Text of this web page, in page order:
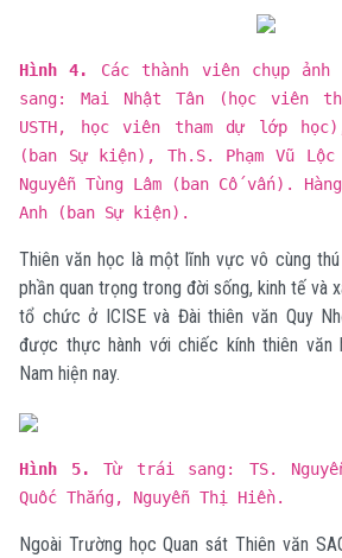
Hình 4.
Các thành viên chụp
sang: Mai Nhật Tân (học viên
USTH, học viên tham dự lớp
(ban Sự kiện), Th.S. Phạm Vũ
Nguyễn Tùng Lâm (ban Cố vấn).
Anh (ban Sự kiện).
Thiên văn học là một lĩnh vực vô cùng
phần quan trọng trong đời sống, kinh tế và
tổ chức ở ICISE và Đài thiên văn Quy
được thực hành với chiếc kính thiên
Nam hiện nay.
Hình 5. Từ trái sang: TS.
Quốc Thắng, Nguyễn Thị Hiền.
Ngoài Trường học Quan sát Thiên văn